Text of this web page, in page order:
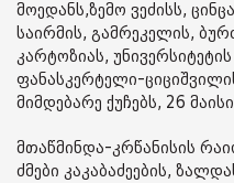
მოედანს,ზემო ვეძისს,
საირმის, გამრეკელის,
კარტოზიას,
ფანასკერტელი-
მიმდებარე ქუჩებს, 26
მთაწმინდა-კრწანისის
ძმები კაკაბაძეების,